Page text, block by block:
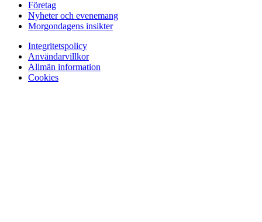
Företag
Nyheter och evenemang
Morgondagens insikter
Integritetspolicy
Användarvillkor
Allmän information
Cookies